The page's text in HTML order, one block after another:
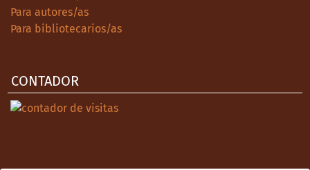
Para autores/as
Para bibliotecarios/as
CONTADOR